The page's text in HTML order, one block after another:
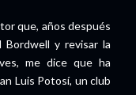
que, años después
Bordwell y revisar la
me dice que ha
Luis Potosí, un club